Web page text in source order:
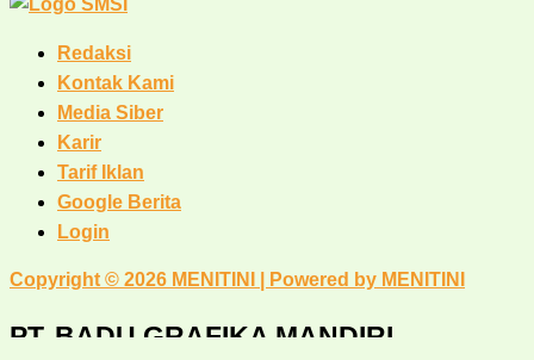
Redaksi
Kontak Kami
Media Siber
Karir
Tarif Iklan
Google Berita
Login
Copyright © 2026 MENITINI | Powered by MENITINI
PT. BADU GRAFIKA MANDIRI